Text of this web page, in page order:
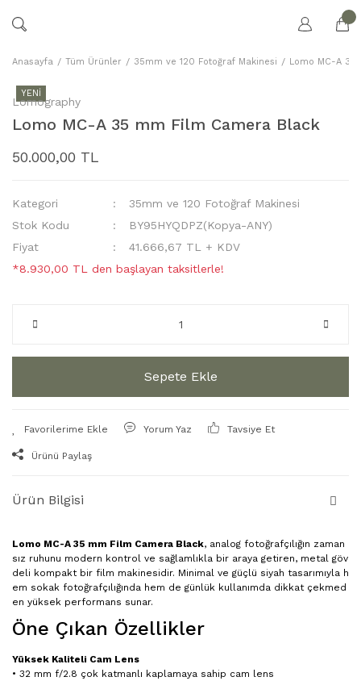
Anasayfa Tüm Ürünler 35mm ve 120 Fotoğraf Makinesi Lomo MC-A
YENİ
Lomography
Lomo MC-A 35 mm Film Camera Black
50.000,00 TL
Kategori
35mm ve 120 Fotoğraf Makinesi
Stok Kodu
BY95HYQDPZ(Kopya-ANY)
Fiyat
41.666,67 TL + KDV
*8.930,00 TL den başlayan taksitlerle!
Sepete Ekle
Yorum Yaz Tavsiye Et
Ürünü Paylaş
Ürün Bilgisi
Lomo MC-A 35 mm Film Camera Black, analog fotoğrafçılığın zaman
sız ruhunu modern kontrol ve sağlamlıkla bir araya getiren, metal göv
deli kompakt bir film makinesidir. Minimal ve güçlü siyah tasarımıyla h
em sokak fotoğrafçılığında hem de günlük kullanımda dikkat çekmed
en yüksek performans sunar.
Öne Çıkan Özellikler
Yüksek Kaliteli Cam Lens
• 32 mm f/2.8 çok katmanlı kaplamaya sahip cam lens